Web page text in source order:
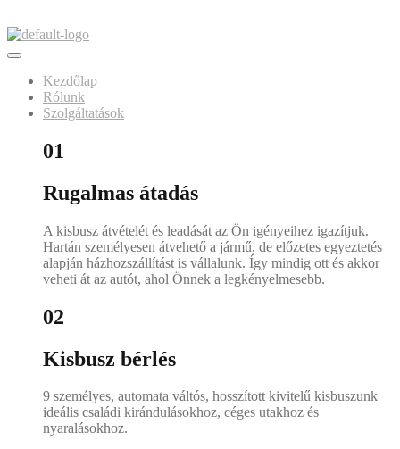
to
content
Kezdőlap
Rólunk
Szolgáltatások
01
Rugalmas átadás
A kisbusz átvételét és leadását az Ön igényeihez igazítjuk.
Hartán személyesen átvehető a jármű, de előzetes egyeztetés
alapján házhozszállítást is vállalunk. Így mindig ott és akkor
veheti át az autót, ahol Önnek a legkényelmesebb.
02
Kisbusz bérlés
9 személyes, automata váltós, hosszított kivitelű kisbuszunk
ideális családi kirándulásokhoz, céges utakhoz és
nyaralásokhoz.